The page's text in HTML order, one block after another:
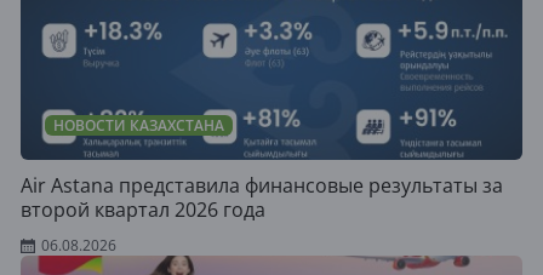
НОВОСТИ КАЗАХСТАНА
Air Astana представила финансовые результаты за
второй квартал 2026 года
06.08.2026